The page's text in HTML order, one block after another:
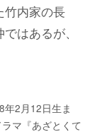
竹内家の長
はあるが、
2月12日生ま
マ『あざとくて